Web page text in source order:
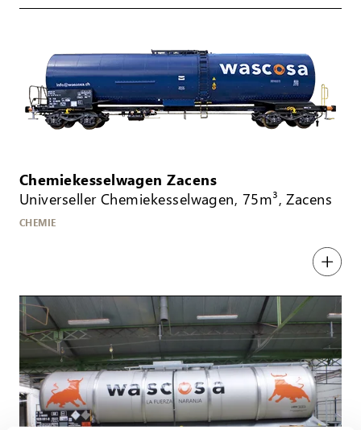
Chemiekesselwagen Zacens
Universeller Chemiekesselwagen, 75m³, Zacens
CHEMIE